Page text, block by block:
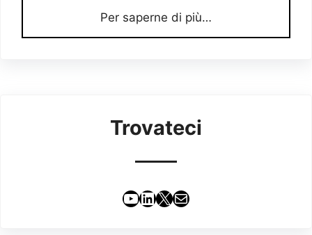
Per saperne di più…
Trovateci
YouTube
LinkedIn
X Email